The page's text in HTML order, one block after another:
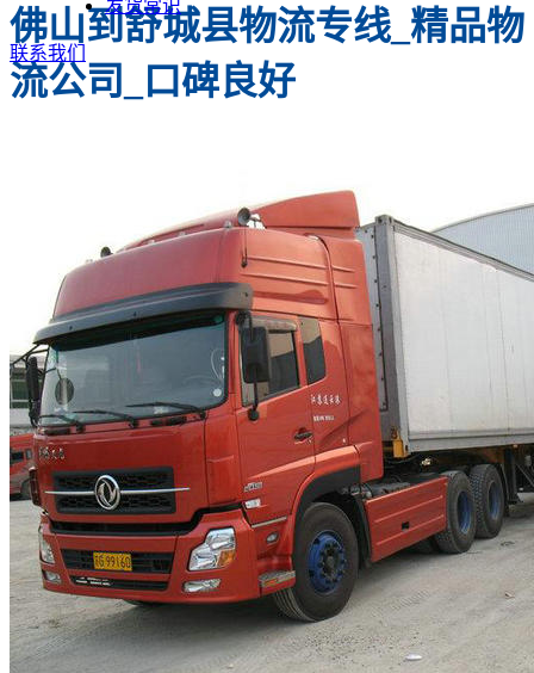
发货常识
联系我们
佛山到舒城县物流专线_精品物
流公司_口碑良好​